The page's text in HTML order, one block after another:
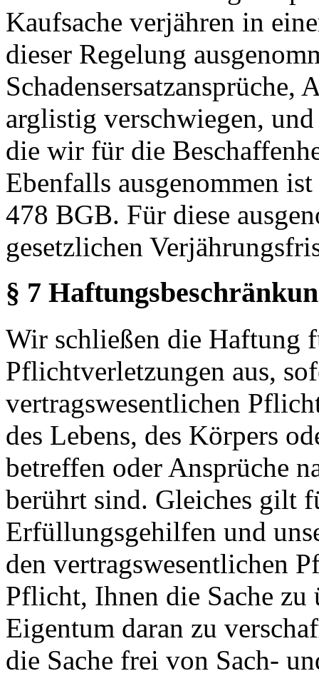
Kaufsache verjähren in
dieser Regelung
arglistig verschwiegen,
die wir für die
Ebenfalls ausgenommen
478 BGB. Für diese
gesetzlichen
§ 7
Wir schließen die Haftung
Pflichtverletzungen aus,
vertragswesentlichen
des Lebens, des Körpers
betreffen oder Ansprüche
berührt sind. Gleiches gilt
Erfüllungsgehilfen und
den vertragswesentlichen
Pflicht, Ihnen die Sache zu
Eigentum daran zu
die Sache frei von Sach-